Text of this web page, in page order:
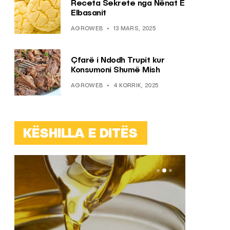
Receta Sekrete nga Nënat E
Elbasanit
AGROWEB 13 MARS, 2025
Çfarë i Ndodh Trupit kur
Konsumoni Shumë Mish
AGROWEB 4 KORRIK, 2025
KËSHILLA E DITËS